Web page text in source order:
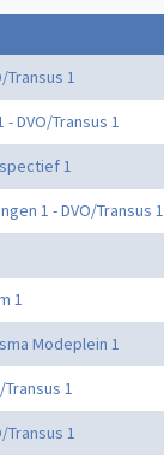
Transus 1
DVO/Transus 1
1
1 - DVO/Transus 1
1
Modeplein 1
Transus 1
Transus 1